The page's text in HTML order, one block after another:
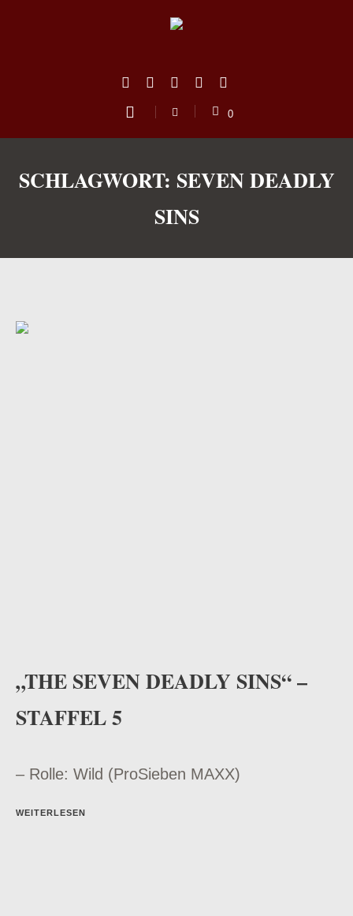
0
SCHLAGWORT: SEVEN DEADLY
SINS
„THE SEVEN DEADLY SINS“ –
STAFFEL 5
– Rolle: Wild (ProSieben MAXX)
WEITERLESEN